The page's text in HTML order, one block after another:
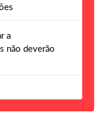
a
não deverão